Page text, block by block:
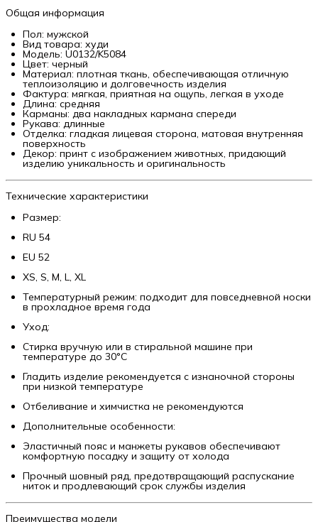
Общая информация
Пол: мужской
Вид товара: худи
Модель: U0132/K5084
Цвет: черный
Материал: плотная ткань, обеспечивающая отличную
теплоизоляцию и долговечность изделия
Фактура: мягкая, приятная на ощупь, легкая в уходе
Длина: средняя
Карманы: два накладных кармана спереди
Рукава: длинные
Отделка: гладкая лицевая сторона, матовая внутренняя
поверхность
Декор: принт с изображением животных, придающий
изделию уникальность и оригинальность
Технические характеристики
Размер:
RU 54
EU 52
XS, S, M, L, XL
Температурный режим: подходит для повседневной носки
в прохладное время года
Уход:
Стирка вручную или в стиральной машине при
температуре до 30°C
Гладить изделие рекомендуется с изнаночной стороны
при низкой температуре
Отбеливание и химчистка не рекомендуются
Дополнительные особенности:
Эластичный пояс и манжеты рукавов обеспечивают
комфортную посадку и защиту от холода
Прочный шовный ряд, предотвращающий распускание
ниток и продлевающий срок службы изделия
Преимущества модели